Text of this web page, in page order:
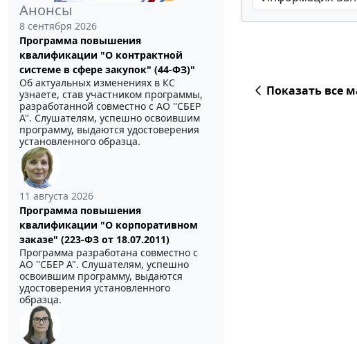
Анонсы
8 сентября 2026
Программа повышения
квалификации "О контрактной
системе в сфере закупок" (44-ФЗ)"
Об актуальных изменениях в КС
узнаете, став участником программы,
разработанной совместно с АО ''СБЕР
А". Слушателям, успешно освоившим
программу, выдаются удостоверения
установленного образца.
11 августа 2026
Программа повышения
квалификации "О корпоративном
заказе" (223-ФЗ от 18.07.2011)
Программа разработана совместно с
АО ''СБЕР А". Слушателям, успешно
освоившим программу, выдаются
удостоверения установленного
образца.
Показать все